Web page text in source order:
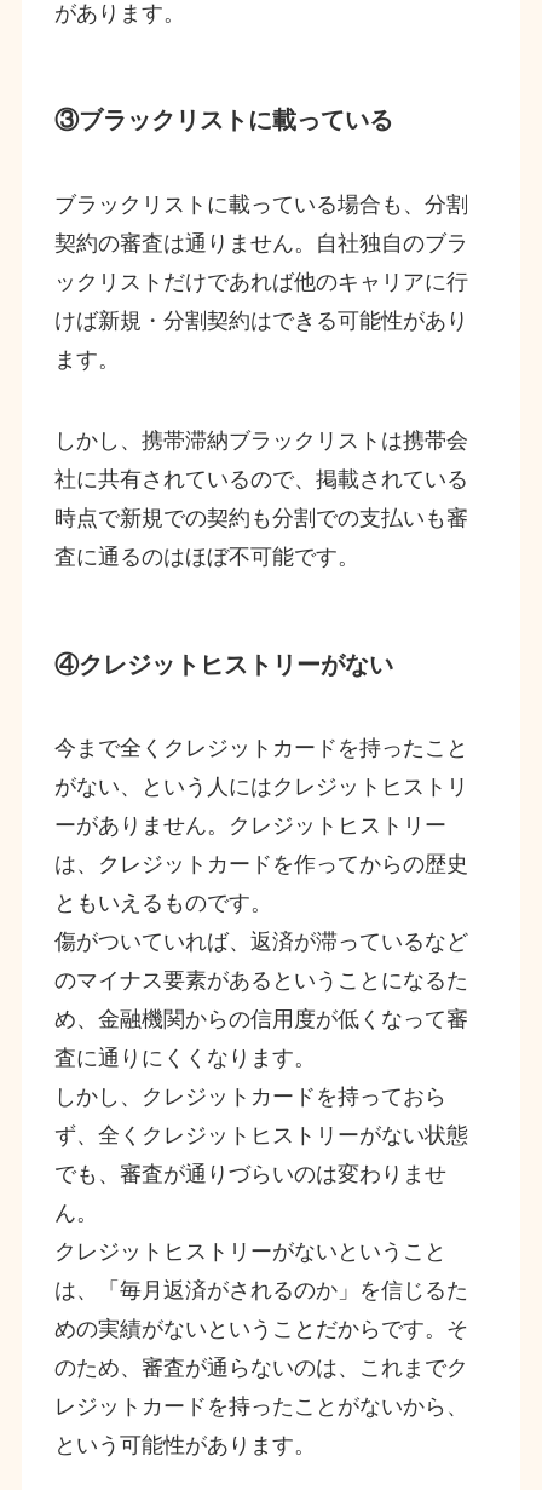
があります。
③ブラックリストに載っている
ブラックリストに載っている場合も、分割
契約の審査は通りません。自社独自のブラ
ックリストだけであれば他のキャリアに行
けば新規・分割契約はできる可能性があり
ます。
しかし、携帯滞納ブラックリストは携帯会
社に共有されているので、掲載されている
時点で新規での契約も分割での支払いも審
査に通るのはほぼ不可能です。
④クレジットヒストリーがない
今まで全くクレジットカードを持ったこと
がない、という人にはクレジットヒストリ
ーがありません。クレジットヒストリー
は、クレジットカードを作ってからの歴史
ともいえるものです。
傷がついていれば、返済が滞っているなど
のマイナス要素があるということになるた
め、金融機関からの信用度が低くなって審
査に通りにくくなります。
しかし、クレジットカードを持っておら
ず、全くクレジットヒストリーがない状態
でも、審査が通りづらいのは変わりませ
ん。
クレジットヒストリーがないということ
は、「毎月返済がされるのか」を信じるた
めの実績がないということだからです。そ
のため、審査が通らないのは、これまでク
レジットカードを持ったことがないから、
という可能性があります。